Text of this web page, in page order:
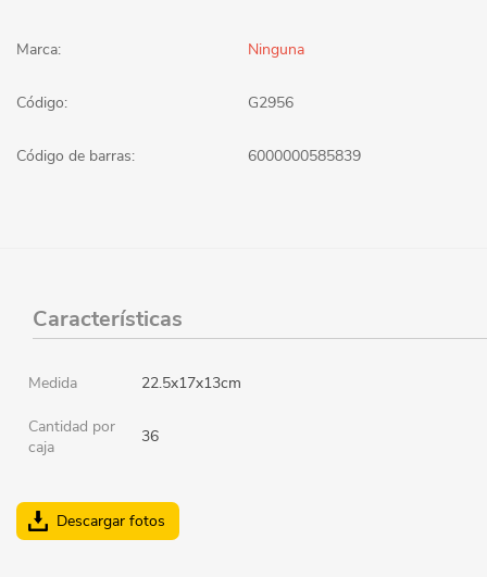
Marca: Ninguna
Código: G2956
Código de barras: 6000000585839
Características
Medida 22.5x17x13cm
Cantidad por
caja
36
Descargar fotos